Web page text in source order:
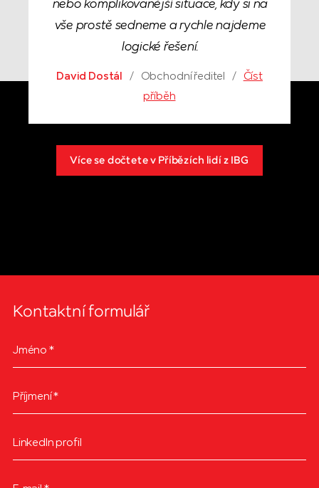
nebo komplikovanější situace, kdy si na
vše prostě sedneme a rychle najdeme
logické řešení.
David Dostál / Obchodní ředitel / Číst
příběh
Více se dočtete v Příbězích lidí z IBG
Kontaktní formulář
Jméno *
Příjmení*
LinkedIn profil